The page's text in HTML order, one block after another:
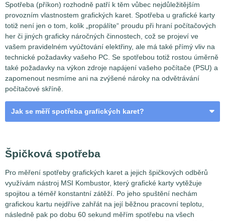
Spotřeba (příkon) rozhodně patří k těm vůbec nejdůležitějším
provozním vlastnostem grafických karet. Spotřeba u grafické karty
totiž není jen o tom, kolik „propálíte“ proudu při hraní počítačových
her či jiných graficky náročných činnostech, což se projeví ve
vašem pravidelném vyúčtování elektřiny, ale má také přímý vliv na
technické požadavky vašeho PC. Se spotřebou totiž rostou úměrně
také požadavky na výkon zdroje napájení vašeho počítače (PSU) a
zapomenout nesmíme ani na zvýšené nároky na odvětrávání
počítačové skříně.
Jak se měří spotřeba grafických karet?
Špičková spotřeba
Pro měření spotřeby grafických karet a jejich špičkových odběrů
využívám nástroj MSI Kombustor, který grafické karty vytěžuje
spojitou a téměř konstantní zátěží. Po jeho spuštění nechám
grafickou kartu nejdříve zahřát na její běžnou pracovní teplotu,
následně pak po dobu 60 sekund měřím spotřebu na všech